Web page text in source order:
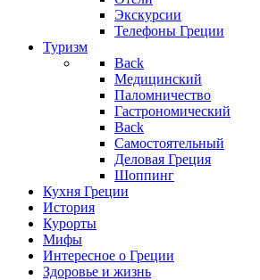
Экскурсии
Телефоны Греции
Туризм
Back
Медицинский
Паломничество
Гастрономический
Back
Самостоятельный
Деловая Греция
Шоппинг
Кухня Греции
История
Курорты
Мифы
Интересное о Греции
Здоровье и жизнь